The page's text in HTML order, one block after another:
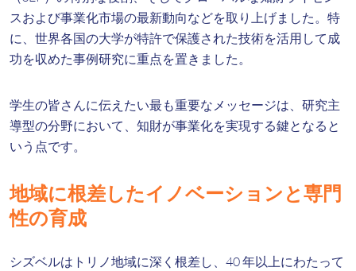
スおよび事業化市場の最新動向などを取り上げました。特
に、世界各国の大学が特許で保護された技術を活用して成
功を収めた事例研究に重点を置きました。
学生の皆さんに伝えたい最も重要なメッセージは、研究主
導型の分野において、知財が事業化を実現する鍵となると
いう点です。
地域に根差したイノベーションと専門
性の育成
シズベルはトリノ地域に深く根差し、40 年以上にわたって